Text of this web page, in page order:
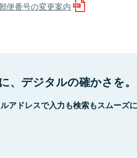
便番号の変更案内
、デジタルの確かさを。
アドレスで入力も検索もスムーズ